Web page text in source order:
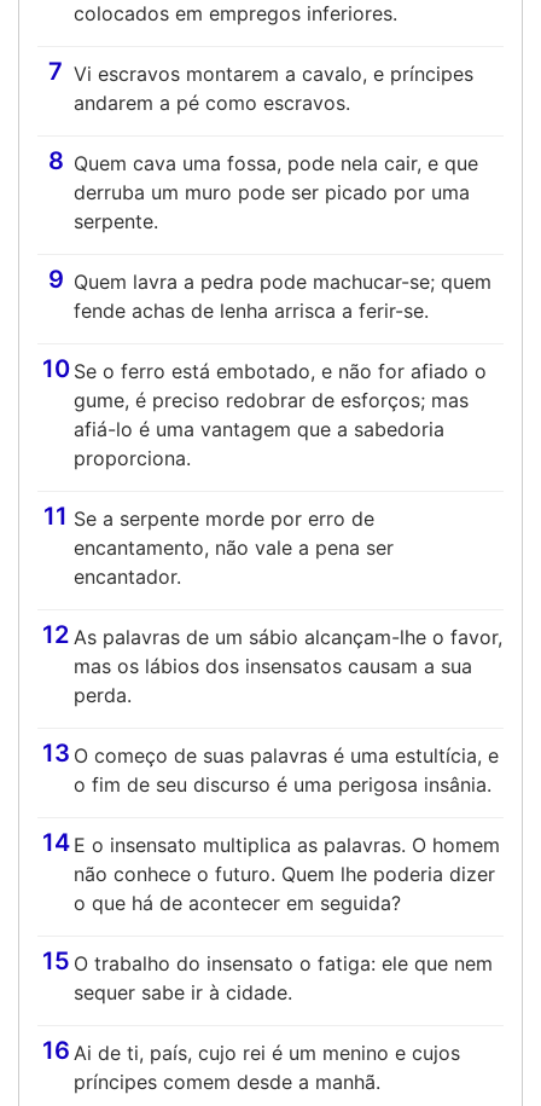
colocados em empregos inferiores.
7 Vi escravos montarem a cavalo, e príncipes
andarem a pé como escravos.
8 Quem cava uma fossa, pode nela cair, e que
derruba um muro pode ser picado por uma
serpente.
9 Quem lavra a pedra pode machucar-se; quem
fende achas de lenha arrisca a ferir-se.
10 Se o ferro está embotado, e não for afiado o
gume, é preciso redobrar de esforços; mas
afiá-lo é uma vantagem que a sabedoria
proporciona.
11 Se a serpente morde por erro de
encantamento, não vale a pena ser
encantador.
12 As palavras de um sábio alcançam-lhe o favor,
mas os lábios dos insensatos causam a sua
perda.
13 O começo de suas palavras é uma estultícia, e
o fim de seu discurso é uma perigosa insânia.
14 E o insensato multiplica as palavras. O homem
não conhece o futuro. Quem lhe poderia dizer
o que há de acontecer em seguida?
15 O trabalho do insensato o fatiga: ele que nem
sequer sabe ir à cidade.
16 Ai de ti, país, cujo rei é um menino e cujos
príncipes comem desde a manhã.